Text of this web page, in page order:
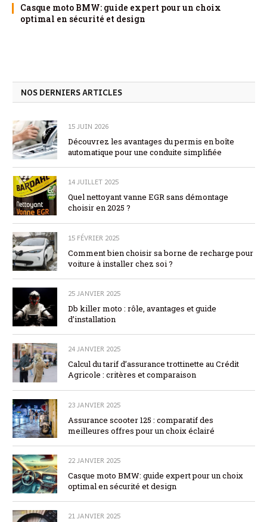
Casque moto BMW: guide expert pour un choix
optimal en sécurité et design
NOS DERNIERS ARTICLES
15 JUIN 2026
Découvrez les avantages du permis en boîte
automatique pour une conduite simplifiée
14 JUILLET 2025
Quel nettoyant vanne EGR sans démontage
choisir en 2025 ?
15 FÉVRIER 2025
Comment bien choisir sa borne de recharge pour
voiture à installer chez soi ?
25 JANVIER 2025
Db killer moto : rôle, avantages et guide
d’installation
24 JANVIER 2025
Calcul du tarif d’assurance trottinette au Crédit
Agricole : critères et comparaison
23 JANVIER 2025
Assurance scooter 125 : comparatif des
meilleures offres pour un choix éclairé
22 JANVIER 2025
Casque moto BMW: guide expert pour un choix
optimal en sécurité et design
21 JANVIER 2025